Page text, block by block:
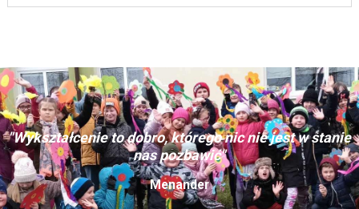
"Wykształcenie to dobro, którego nic nie jest w stanie
nas pozbawić"
Menander